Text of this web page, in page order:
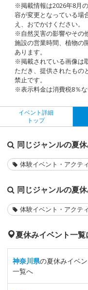
※掲載情報は2026年8月
容が変更となっている場
え、おでかけください。
※自然災害の影響やその
施設の営業時間、植物の
あります。
※掲載されている画像は
ただき、提供されたもの
禁止です。
※表示料金は消費税8％な
イベント詳細
トップ
同じジャンルの夏
体験イベント・アクテ
同じジャンルの夏
体験イベント・アクテ
夏休みイベント一覧
神奈川県の夏休みイベン
一覧へ